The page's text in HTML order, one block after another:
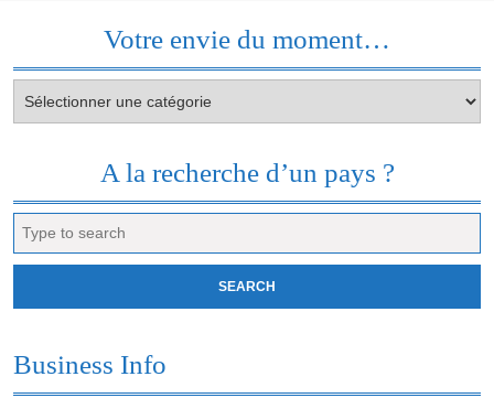
Votre envie du moment…
envie
A la recherche d’un pays ?
for:
Business Info